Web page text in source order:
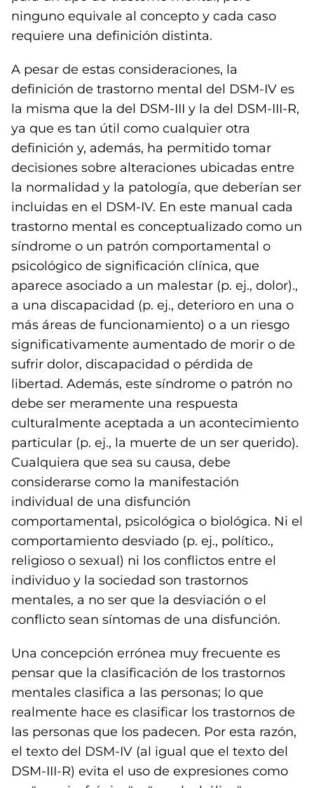
ninguno equivale al concepto y cada caso
requiere una definición distinta.
A pesar de estas consideraciones, la
definición de trastorno mental del DSM-IV es
la misma que la del DSM-III y la del DSM-III-R,
ya que es tan útil como cualquier otra
definición y, además, ha permitido tomar
decisiones sobre alteraciones ubicadas entre
la normalidad y la patología, que deberían ser
incluidas en el DSM-IV. En este manual cada
trastorno mental es conceptualizado como un
síndrome o un patrón comportamental o
psicológico de significación clínica, que
aparece asociado a un malestar (p. ej., dolor).,
a una discapacidad (p. ej., deterioro en una o
más áreas de funcionamiento) o a un riesgo
significativamente aumentado de morir o de
sufrir dolor, discapacidad o pérdida de
libertad. Además, este síndrome o patrón no
debe ser meramente una respuesta
culturalmente aceptada a un acontecimiento
particular (p. ej., la muerte de un ser querido).
Cualquiera que sea su causa, debe
considerarse como la manifestación
individual de una disfunción
comportamental, psicológica o biológica. Ni el
comportamiento desviado (p. ej., político.,
religioso o sexual) ni los conflictos entre el
individuo y la sociedad son trastornos
mentales, a no ser que la desviación o el
conflicto sean síntomas de una disfunción.
Una concepción errónea muy frecuente es
pensar que la clasificación de los trastornos
mentales clasifica a las personas; lo que
realmente hace es clasificar los trastornos de
las personas que los padecen. Por esta razón,
el texto del DSM-IV (al igual que el texto del
DSM-III-R) evita el uso de expresiones como